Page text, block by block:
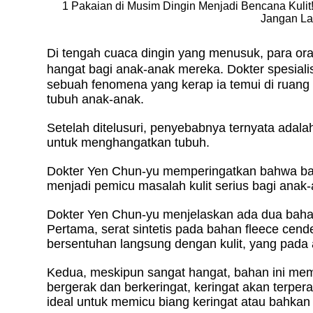
1 Pakaian di Musim Dingin Menjadi Bencana
Jangan
Di tengah cuaca dingin yang menusuk, para
hangat bagi anak-anak mereka. Dokter
sebuah fenomena yang kerap ia temui di
tubuh anak-anak.
Setelah ditelusuri, penyebabnya ternyata
untuk menghangatkan tubuh.
Dokter Yen Chun-yu memperingatkan bahwa
menjadi pemicu masalah kulit serius bagi
Dokter Yen Chun-yu menjelaskan ada dua
Pertama, serat sintetis pada bahan fleece
bersentuhan langsung dengan kulit, yang
Kedua, meskipun sangat hangat, bahan ini
bergerak dan berkeringat, keringat akan
ideal untuk memicu biang keringat atau